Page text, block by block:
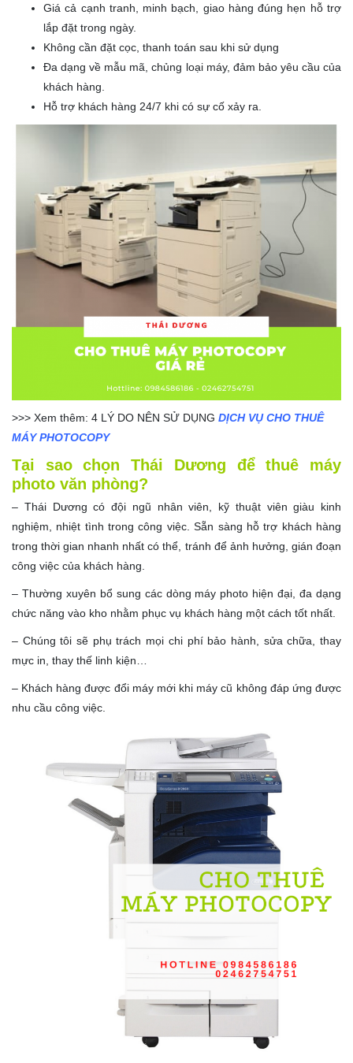
Giá cả cạnh tranh, minh bạch, giao hàng đúng hẹn hỗ trợ
lắp đặt trong ngày.
Không cần đặt cọc, thanh toán sau khi sử dụng
Đa dạng về mẫu mã, chủng loại máy, đảm bảo yêu cầu của
khách hàng.
Hỗ trợ khách hàng 24/7 khi có sự cố xảy ra.
>>> Xem thêm: 4 LÝ DO NÊN SỬ DỤNG DỊCH VỤ CHO THUÊ
MÁY PHOTOCOPY
Tại sao chọn Thái Dương để thuê máy
photo văn phòng?
– Thái Dương có đội ngũ nhân viên, kỹ thuật viên giàu kinh
nghiệm, nhiệt tình trong công việc. Sẵn sàng hỗ trợ khách hàng
trong thời gian nhanh nhất có thể, tránh để ảnh hưởng, gián đoạn
công việc của khách hàng.
– Thường xuyên bổ sung các dòng máy photo hiện đại, đa dạng
chức năng vào kho nhằm phục vụ khách hàng một cách tốt nhất.
– Chúng tôi sẽ phụ trách mọi chi phí bảo hành, sửa chữa, thay
mực in, thay thế linh kiện…
– Khách hàng được đổi máy mới khi máy cũ không đáp ứng được
nhu cầu công việc.